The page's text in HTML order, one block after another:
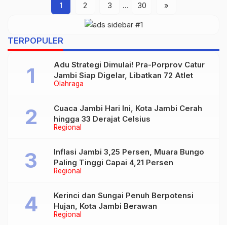
1 2 3 … 30 »
TERPOPULER
Olahraga
Adu Strategi Dimulai! Pra-Porprov Catur
Jambi Siap Digelar, Libatkan 72 Atlet
Regional
Cuaca Jambi Hari Ini, Kota Jambi Cerah
hingga 33 Derajat Celsius
Regional
Inflasi Jambi 3,25 Persen, Muara Bungo
Paling Tinggi Capai 4,21 Persen
Regional
Kerinci dan Sungai Penuh Berpotensi
Hujan, Kota Jambi Berawan